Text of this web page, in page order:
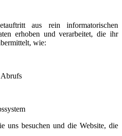
aus rein informatorischen
erhoben und verarbeitet, die ihr
wie:
uns besuchen und die Website, die